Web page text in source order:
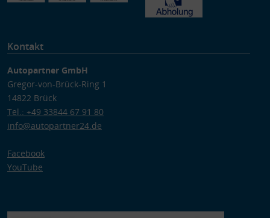
Kontakt
Autopartner GmbH
Gregor-von-Brück-Ring 1
14822 Brück
Tel.: +49 33844 67 91 80
info@autopartner24.de
Facebook
YouTube